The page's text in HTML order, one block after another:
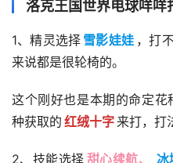
洛克王国世界电球咩咩
1、精灵选择 雪影娃娃 ，打
来说都是很轮椅的。
这个刚好也是本期的命定
种获取的 红绒十字 来打，打
2、技能选择 甜心续航、 冰